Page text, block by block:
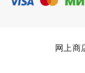
网上商